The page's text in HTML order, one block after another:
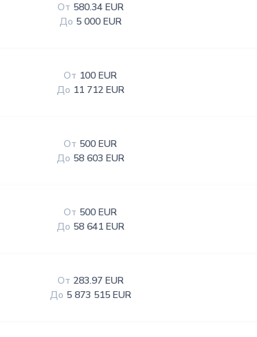
От 580.34 EUR
До 5 000 EUR
От 100 EUR
До 11 712 EUR
От 500 EUR
До 58 603 EUR
От 500 EUR
До 58 641 EUR
От 283.97 EUR
До 5 873 515 EUR